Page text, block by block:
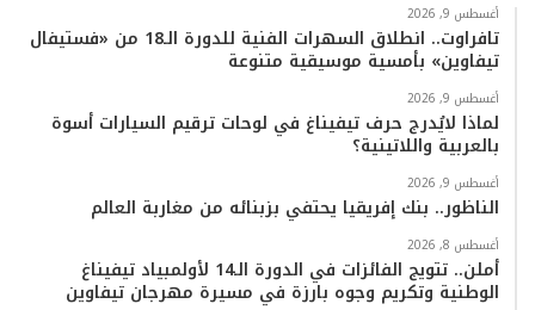
و
ك
ر
ي
و
ب
ت
ر
م
T
k
ب
أغسطس 9, 2026
تافراوت.. انطلاق السهرات الفنية للدورة الـ18 من «فستيفال
تيفاوين» بأمسية موسيقية متنوعة
أغسطس 9, 2026
لماذا لايُدرج حرف تيفيناغ في لوحات ترقيم السيارات أسوة
بالعربية واللاتينية؟
أغسطس 9, 2026
الناظور.. بنك إفريقيا يحتفي بزبنائه من مغاربة العالم
أغسطس 8, 2026
أملن.. تتويج الفائزات في الدورة الـ14 لأولمبياد تيفيناغ
الوطنية وتكريم وجوه بارزة في مسيرة مهرجان تيفاوين